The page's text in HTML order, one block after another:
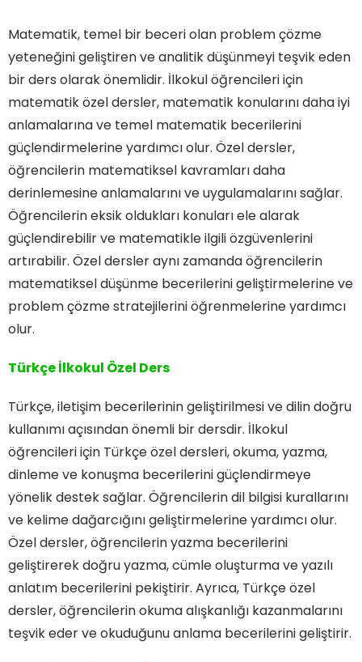
Matematik, temel bir beceri olan problem çözme
yeteneğini geliştiren ve analitik düşünmeyi teşvik eden
bir ders olarak önemlidir. İlkokul öğrencileri için
matematik özel dersler, matematik konularını daha iyi
anlamalarına ve temel matematik becerilerini
güçlendirmelerine yardımcı olur. Özel dersler,
öğrencilerin matematiksel kavramları daha
derinlemesine anlamalarını ve uygulamalarını sağlar.
Öğrencilerin eksik oldukları konuları ele alarak
güçlendirebilir ve matematikle ilgili özgüvenlerini
artırabilir. Özel dersler aynı zamanda öğrencilerin
matematiksel düşünme becerilerini geliştirmelerine ve
problem çözme stratejilerini öğrenmelerine yardımcı
olur.
Türkçe İlkokul Özel Ders
Türkçe, iletişim becerilerinin geliştirilmesi ve dilin doğru
kullanımı açısından önemli bir dersdir. İlkokul
öğrencileri için Türkçe özel dersleri, okuma, yazma,
dinleme ve konuşma becerilerini güçlendirmeye
yönelik destek sağlar. Öğrencilerin dil bilgisi kurallarını
ve kelime dağarcığını geliştirmelerine yardımcı olur.
Özel dersler, öğrencilerin yazma becerilerini
geliştirerek doğru yazma, cümle oluşturma ve yazılı
anlatım becerilerini pekiştirir. Ayrıca, Türkçe özel
dersler, öğrencilerin okuma alışkanlığı kazanmalarını
teşvik eder ve okuduğunu anlama becerilerini geliştirir.